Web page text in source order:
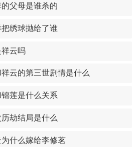
的父母是谁杀的
把绣球抛给了谁
祥云吗
祥云的第三世剧情是什么
锦莲是什么关系
历劫结局是什么
为什么嫁给李修茗